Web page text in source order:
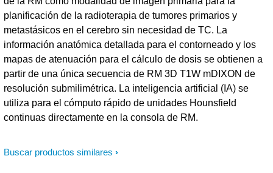
Buscar productos similares
planificación de la radioterapia de tumores primarios y
metastásicos en el cerebro sin necesidad de TC. La
información anatómica detallada para el contorneado y los
mapas de atenuación para el cálculo de dosis se obtienen a
partir de una única secuencia de RM 3D T1W mDIXON de
resolución submilimétrica. La inteligencia artificial (IA) se
utiliza para el cómputo rápido de unidades Hounsfield
continuas directamente en la consola de RM.